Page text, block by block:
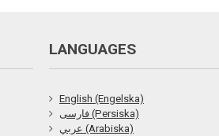
LANGUAGES
English (Engelska)
فارسی (Persiska)
عربي (Arabiska)